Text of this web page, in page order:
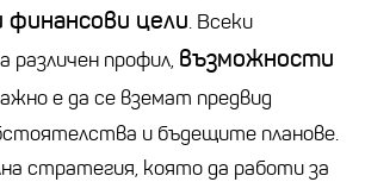
финансови цели. Всеки
профил, възможности
е да се вземат предвид
и бъдещите планове.
стратегия, която да работи за